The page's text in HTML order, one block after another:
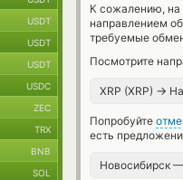
К сожалению, на
направлением
требуемые
Посмотрите
XRP (XRP) →
Попробуйте
есть
Новосибирск
USDT
USDT
USDT
USDC
ZEC
TRX
BNB
SOL